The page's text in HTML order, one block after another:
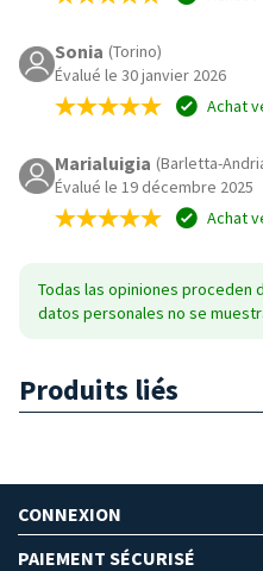
Sonia (Torino)
Évalué le 30 janvier 2026
Achat
Marialuigia (Barletta-
Évalué le 19 décembre 2025
Achat
Todas las opiniones proceden
datos personales no se
Produits liés
CONNEXION
PAIEMENT SÉCURISÉ